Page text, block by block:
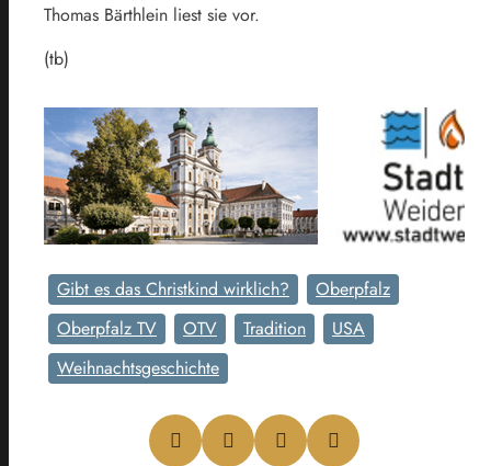
Thomas Bärthlein liest sie vor.
(tb)
Gibt es das Christkind wirklich?
Oberpfalz
Oberpfalz TV
OTV Tradition
USA
Weihnachtsgeschichte